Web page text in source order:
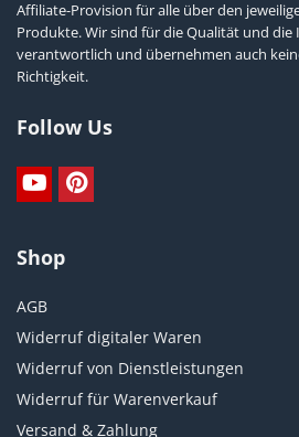
Affiliate-Provision für alle über den
Produkte. Wir sind für die Qualität und die
verantwortlich und übernehmen auch
Richtigkeit.
Follow Us
Shop
AGB
Widerruf digitaler Waren
Widerruf von Dienstleistungen
Widerruf für Warenverkauf
Versand & Zahlung